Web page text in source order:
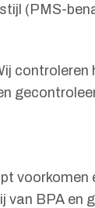
(PMS-
van BPA